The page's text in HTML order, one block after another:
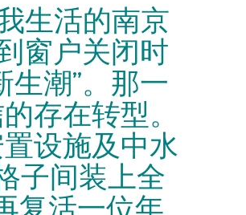
生活的南京
窗户关闭时
潮”。那一
存在转型。
设施及中水
子间装上全
复活一位年